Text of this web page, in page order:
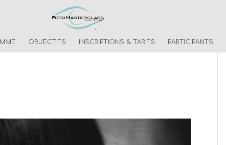
OBJECTIFS INSCRIPTIONS & TARIFS PARTICIPANTS